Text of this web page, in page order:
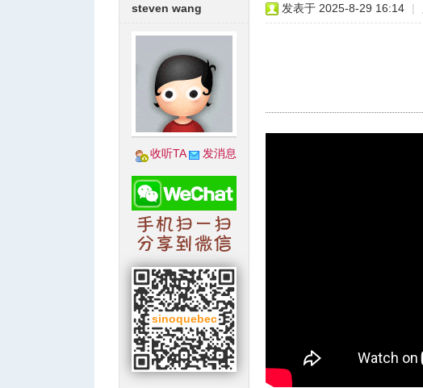
steven wang
收听TA 发消息
发表于 2025-8-29 16:14 |